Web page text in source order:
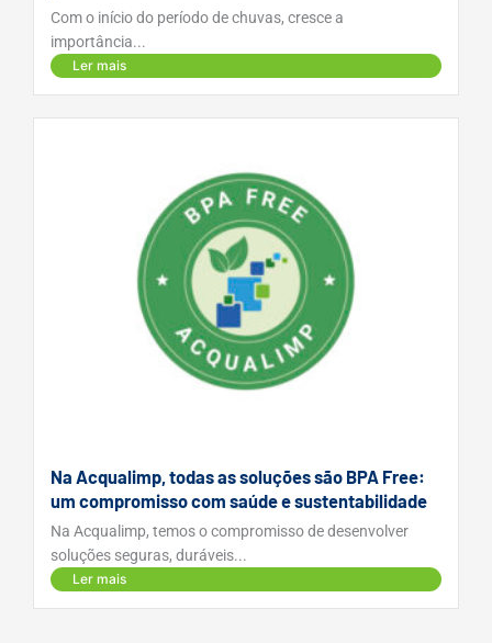
Com o início do período de chuvas, cresce a
importância...
Ler mais
Na Acqualimp, todas as soluções são BPA Free:
um compromisso com saúde e sustentabilidade
Na Acqualimp, temos o compromisso de desenvolver
soluções seguras, duráveis...
Ler mais